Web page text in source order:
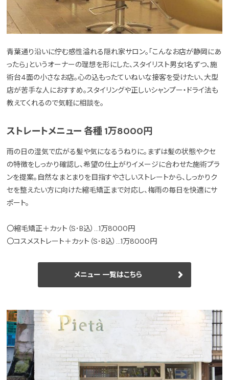
青葉通り沿いに佇む感性溢れる隠れ家サロン。「こんなお店が静岡にあ
ったら」というオーナーの理想を形にした、スタイリスト男女1名ずつ、施
術台4面の小さなお店。心の込もったていねいな接客を受けたい、大型
店が苦手な人におすすめ。スタイリングや正しいシャンプー・ドライ法も
教えてくれるので気軽に相談を。
ストレートメニュー 各種 1万8000円
雨の日の湿気で広がる髪や気になるうねりに。まずは髪の状態やクセ
の特徴をしっかり確認し、希望の仕上がりイメージに合わせた施術プラ
ンを提案。自然なまとまりを目指すやさしいストレートから、しっかりク
セを整えたい方に向けた縮毛矯正まで対応し、梅雨の毎日を快適にサ
ポート。
〇縮毛矯正＋カット（S･B込）…1万8000円
〇コスメストレート＋カット（S･B込）…1万8000円
メニュー 一覧はこちら